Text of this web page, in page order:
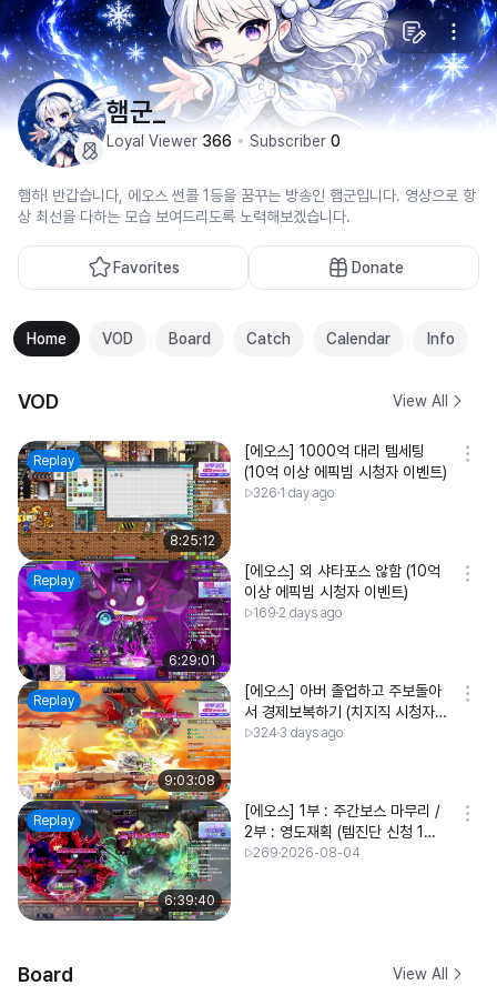
햄군_
Loyal Viewer 366 Subscriber 0
햄하! 반갑습니다, 에오스 썬콜 1등을 꿈꾸는 방송인 햄군입니다. 영상으로 항
상 최선을 다하는 모습 보여드리도록 노력해보겠습니다.
Favorites Donate
Home VOD Board Catch Calendar Info
VOD View All
Replay
8:25:12
[에오스] 1000억 대리 템세팅
(10억 이상 에픽빔 시청자 이벤트)
326 1 day ago
Replay
6:29:01
[에오스] 외 샤타포스 않함 (10억
이상 에픽빔 시청자 이벤트)
169 2 days ago
Replay
9:03:08
[에오스] 아버 졸업하고 주보돌아
서 경제보복하기 (치지직 시청자
이벤트)
324 3 days ago
Replay
6:39:40
[에오스] 1부 : 주간보스 마무리 /
2부 : 영도재획 (템진단 신청 1만
원 후원)
269 2026-08-04
Board View All